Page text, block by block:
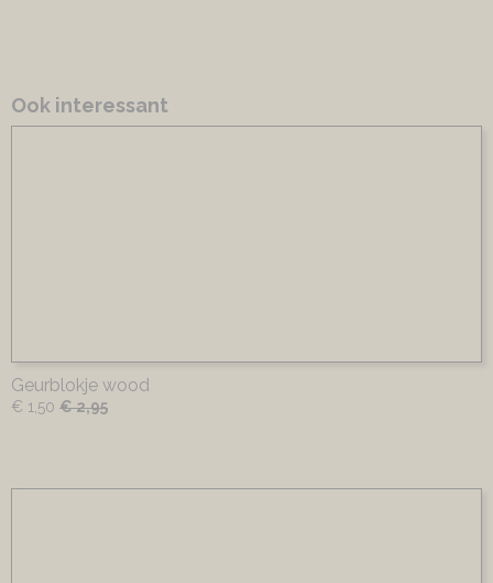
Ook interessant
Geurblokje wood
€ 1,50 € 2,95